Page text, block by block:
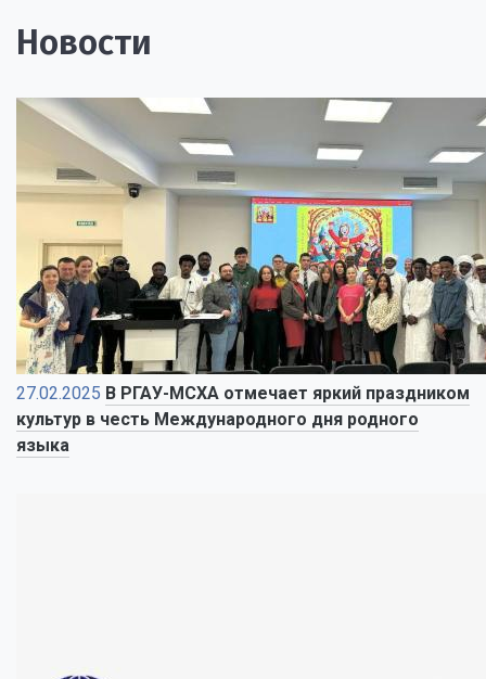
Новости
27.02.2025 В РГАУ-МСХА отмечает яркий праздником
культур в честь Международного дня родного
языка